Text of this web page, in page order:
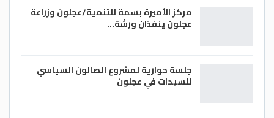
مركز الأميرة بسمة للتنمية/عجلون وزراعة
عجلون ينفذان ورشة…
جلسة حوارية لمشروع الصالون السياسي
للسيدات في عجلون